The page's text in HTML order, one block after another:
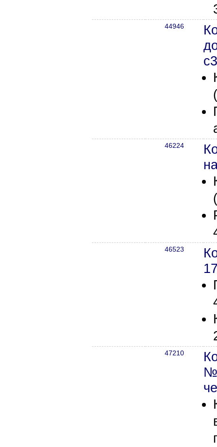
44946
46224
46523
47210